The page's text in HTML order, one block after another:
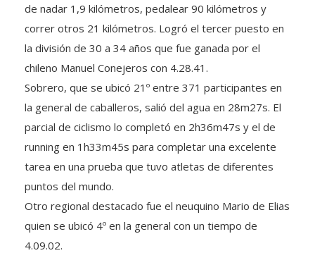
de nadar 1,9 kilómetros, pedalear 90 kilómetros y
correr otros 21 kilómetros. Logró el tercer puesto en
la división de 30 a 34 años que fue ganada por el
chileno Manuel Conejeros con 4.28.41.
Sobrero, que se ubicó 21º entre 371 participantes en
la general de caballeros, salió del agua en 28m27s. El
parcial de ciclismo lo completó en 2h36m47s y el de
running en 1h33m45s para completar una excelente
tarea en una prueba que tuvo atletas de diferentes
puntos del mundo.
Otro regional destacado fue el neuquino Mario de Elias
quien se ubicó 4º en la general con un tiempo de
4.09.02.